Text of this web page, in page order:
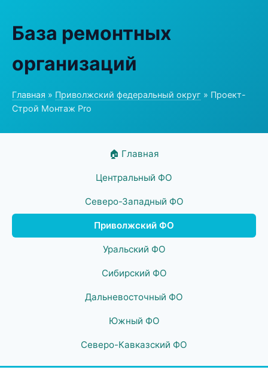
База ремонтных
организаций
Главная » Приволжский федеральный округ » Проект-
Строй Монтаж Pro
🏠 Главная
Центральный ФО
Северо-Западный ФО
Приволжский ФО
Уральский ФО
Сибирский ФО
Дальневосточный ФО
Южный ФО
Северо-Кавказский ФО